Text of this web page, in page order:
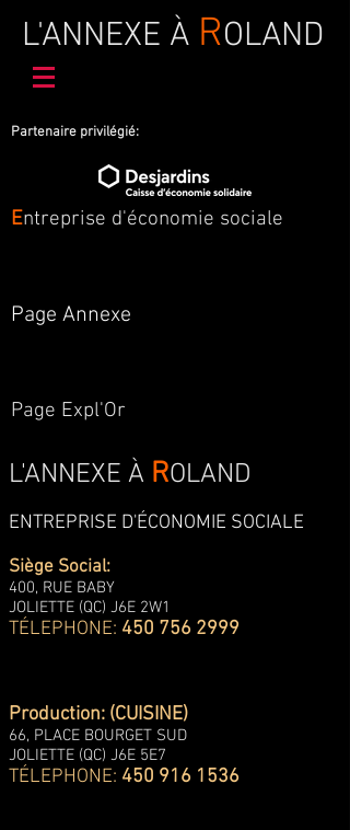
L'ANNEXE À ROLAND
Partenaire privilégié:
Entreprise d'économie sociale
Page Annexe
Page Expl'Or
L'ANNEXE À ROLAND
ENTREPRISE D'ÉCONOMIE SOCIALE
Siège Social:
400, RUE BABY
JOLIETTE (QC) J6E 2W1
TÉLEPHONE: 450 756 2999
Production: (CUISINE)
66, PLACE BOURGET SUD
JOLIETTE (QC) J6E 5E7
TÉLEPHONE: 450 916 1536